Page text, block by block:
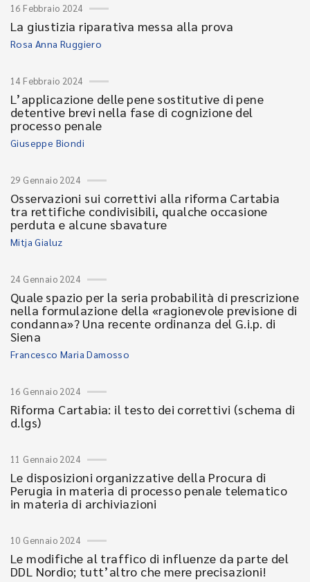
16 Febbraio 2024
La giustizia riparativa messa alla prova
Rosa Anna Ruggiero
14 Febbraio 2024
L’applicazione delle pene sostitutive di pene
detentive brevi nella fase di cognizione del
processo penale
Giuseppe Biondi
29 Gennaio 2024
Osservazioni sui correttivi alla riforma Cartabia
tra rettifiche condivisibili, qualche occasione
perduta e alcune sbavature
Mitja Gialuz
24 Gennaio 2024
Quale spazio per la seria probabilità di prescrizione
nella formulazione della «ragionevole previsione di
condanna»? Una recente ordinanza del G.i.p. di
Siena
Francesco Maria Damosso
16 Gennaio 2024
Riforma Cartabia: il testo dei correttivi (schema di
d.lgs)
11 Gennaio 2024
Le disposizioni organizzative della Procura di
Perugia in materia di processo penale telematico
in materia di archiviazioni
10 Gennaio 2024
Le modifiche al traffico di influenze da parte del
DDL Nordio; tutt’altro che mere precisazioni!